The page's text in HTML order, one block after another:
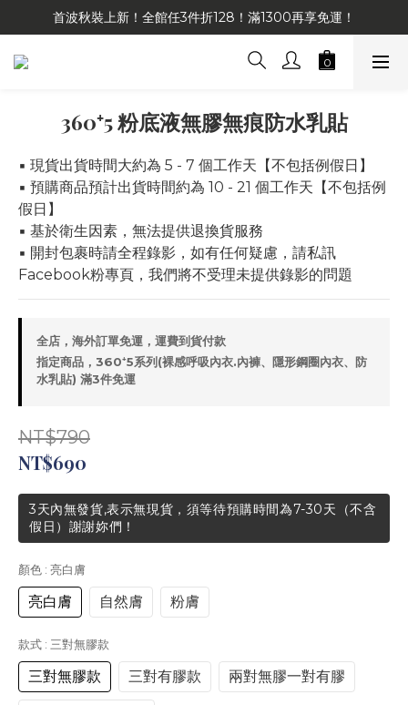
首波秋裝上新！全館任3件折128！滿1300再享免運！
360⁺5 粉底液無膠無痕防水乳貼
▪️ 現貨出貨時間大約為 5 - 7 個工作天【不包括例假日】
▪️ 預購商品預計出貨時間約為 10 - 21 個工作天【不包括例
假日】
▪️ 基於衛生因素，無法提供退換貨服務
▪️ 開封包裹時請全程錄影，如有任何疑慮，請私訊
Facebook粉專頁，我們將不受理未提供錄影的問題
全店，海外訂單免運，運費到貨付款
指定商品，360⁺5系列(裸感呼吸內衣.內褲、隱形鋼圈內衣、防
水乳貼) 滿3件免運
NT$790
NT$690
3天內無發貨,表示無現貨，須等待預購時間為7-30天（不含
假日）謝謝妳們！
顏色 : 亮白膚
亮白膚 自然膚 粉膚
款式 : 三對無膠款
三對無膠款 三對有膠款 兩對無膠一對有膠